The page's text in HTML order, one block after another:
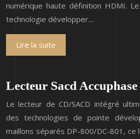
numérique haute définition HDMI.
technologie développer…
Lire la suite
Lecteur Sacd Accuphase
Le lecteur de CD/SACD intégré
des technologies de pointe
maillons séparés DP-800/DC-801,